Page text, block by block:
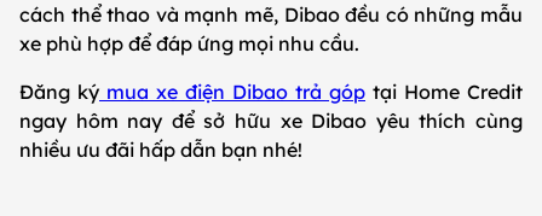
cách thể thao và mạnh mẽ, Dibao đều có những mẫu
xe phù hợp để đáp ứng mọi nhu cầu.
Đăng ký mua xe điện Dibao trả góp tại Home Credit
ngay hôm nay để sở hữu xe Dibao yêu thích cùng
nhiều ưu đãi hấp dẫn bạn nhé!